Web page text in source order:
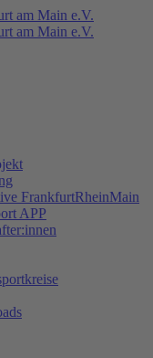
FrankfurtRheinMain
APP